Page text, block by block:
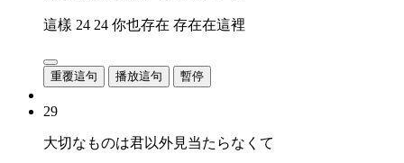
這樣 24 24 你也存在 存在在這裡
重覆這句 播放這句 暫停
29
大切なものは君以外見当たらなくて